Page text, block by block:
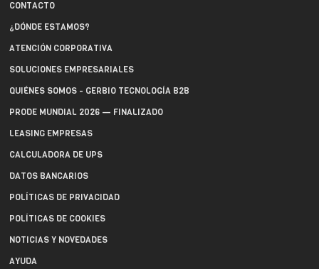
CONTACTO
¿DÓNDE ESTAMOS?
ATENCIÓN CORPORATIVA
SOLUCIONES EMPRESARIALES
QUIÉNES SOMOS - GERBIO TECNOLOGÍA B2B
PRODE MUNDIAL 2026 — FINALIZADO
LEASING EMPRESAS
CALCULADORA DE UPS
DATOS BANCARIOS
POLÍTICAS DE PRIVACIDAD
POLÍTICAS DE COOKIES
NOTICIAS Y NOVEDADES
AYUDA